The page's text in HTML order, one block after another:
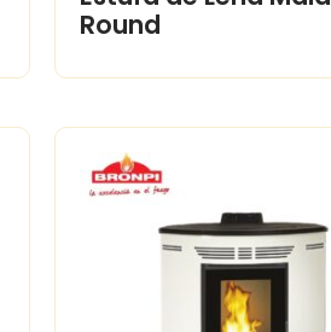
Round